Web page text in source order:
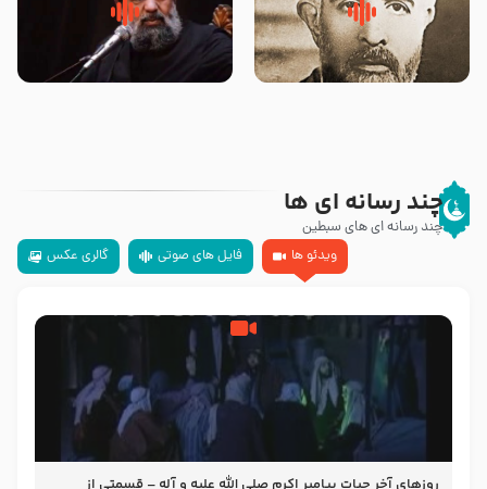
روضه‌ی مجلس یزید ملعون و
اسارت اهل‌بیت علیهم‌السلام –
سلام جوانی که امام حسین علیه
السلام خودش جوابش را دادند
چند رسانه ای ها
چند رسانه ای های سبطین
ویدئو ها
فایل های صوتی گالری عکس
روزهای آخر حیات پیامبر اکرم صلی الله علیه و آله – قسمتی از